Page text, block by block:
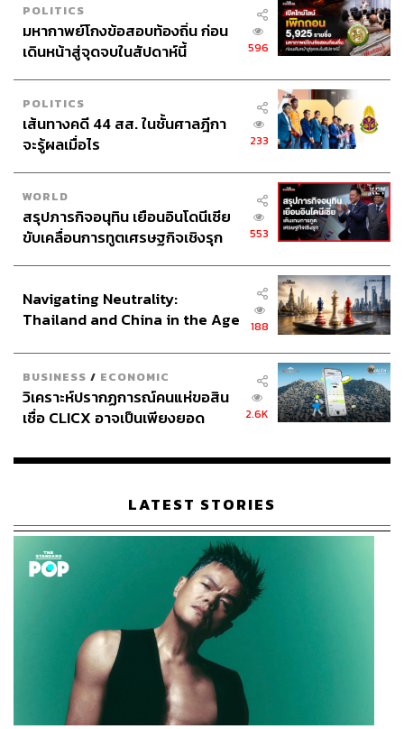
POLITICS
มหากาพย์โกงข้อสอบท้องถิ่น ก่อน
เดินหน้าสู่จุดจบในสัปดาห์นี้
596
POLITICS
เส้นทางคดี 44 สส. ในชั้นศาลฎีกา
จะรู้ผลเมื่อไร
233
WORLD
สรุปภารกิจอนุทิน เยือนอินโดนีเซีย
ขับเคลื่อนการทูตเศรษฐกิจเชิงรุก
553
Navigating Neutrality:
Thailand and China in the Age
188
BUSINESS / ECONOMIC
วิเคราะห์ปรากฏการณ์คนแห่ขอสิน
เชื่อ CLICX อาจเป็นเพียงยอด
เรือนไทยที่ถูกซุกไว้
2.6K
LATEST STORIES